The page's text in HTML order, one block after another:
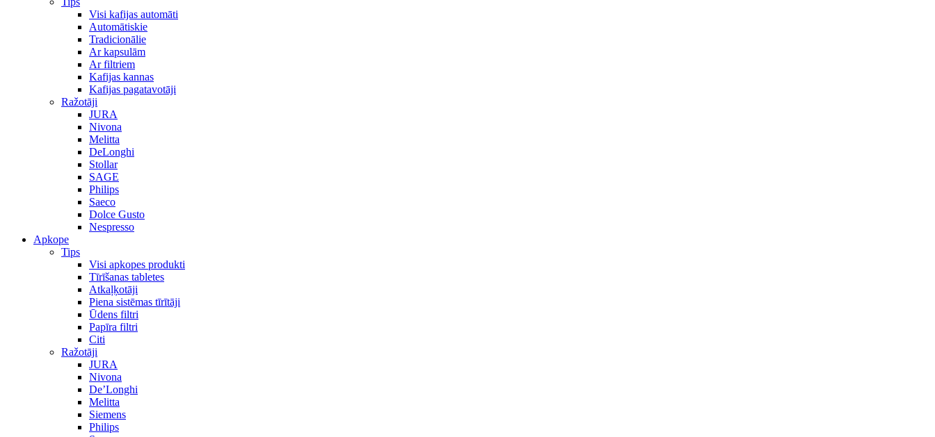
Visi kafijas automāti
Automātiskie
Tradicionālie
Ar kapsulām
Ar filtriem
Kafijas kannas
Kafijas pagatavotāji
Ražotāji
JURA
Nivona
Melitta
DeLonghi
Stollar
SAGE
Philips
Saeco
Dolce Gusto
Nespresso
Apkope
Tips
Visi apkopes produkti
Tīrīšanas tabletes
Atkaļķotāji
Piena sistēmas tīrītāji
Ūdens filtri
Papīra filtri
Citi
Ražotāji
JURA
Nivona
De’Longhi
Melitta
Siemens
Philips